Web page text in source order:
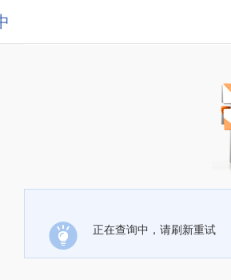
正在查询中，请刷新重试